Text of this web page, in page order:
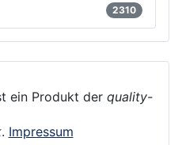
2310
ein Produkt der quality-
. Impressum